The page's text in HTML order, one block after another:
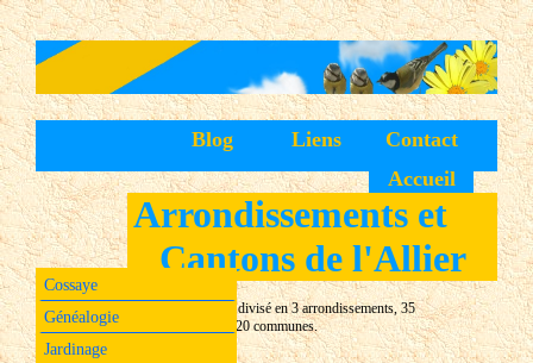
Contact
Liens
Blog
Accueil
Cossaye
Généalogie
Jardinage
Arrondissements et
Cantons de l'Allier
Le département de l'Allier est divisé en 3 arrondissements, 35
cantons et 320 communes.